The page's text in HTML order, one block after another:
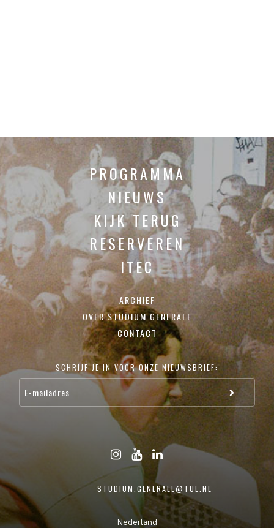
PROGRAMMA
NIEUWS
KIJK TERUG
RESERVEREN
ITEC
ARCHIEF
OVER STUDIUM GENERALE
CONTACT
SCHRIJF JE IN VOOR ONZE NIEUWSBRIEF:
STUDIUM.GENERALE@TUE.NL
Nederland